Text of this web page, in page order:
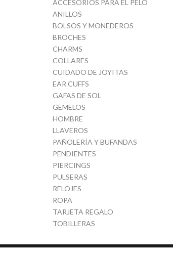
ACCESORIOS PARA EL PELO
ANILLOS
BOLSOS Y MONEDEROS
BROCHES
CHARMS
COLLARES
CUIDADO DE JOYITAS
EAR CUFFS
GAFAS DE SOL
GEMELOS
HOMBRE
LLAVEROS
PAÑOLERÍA Y BUFANDAS
PENDIENTES
PIERCINGS
PULSERAS
RELOJES
ROPA
TARJETA REGALO
TOBILLERAS